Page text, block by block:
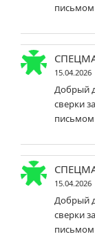
15.04.2026
Добрый
сверки
15.04.2026
Добрый
сверки